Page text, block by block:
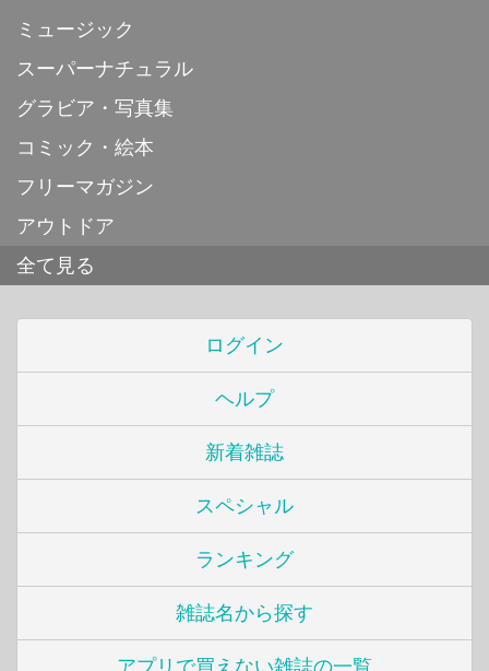
ミュージック
スーパーナチュラル
グラビア・写真集
コミック・絵本
フリーマガジン
アウトドア
全て見る
ログイン
ヘルプ
新着雑誌
スペシャル
ランキング
雑誌名から探す
アプリで買えない雑誌の一覧